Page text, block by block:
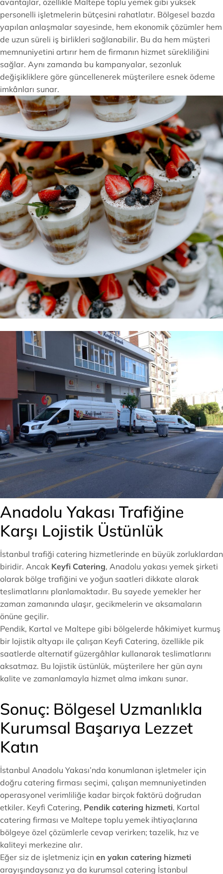
personelli işletmelerin bütçesini rahatlatır. Bölgesel bazda
yapılan anlaşmalar sayesinde, hem ekonomik çözümler hem
de uzun süreli iş birlikleri sağlanabilir. Bu da hem müşteri
memnuniyetini artırır hem de firmanın hizmet sürekliliğini
sağlar. Aynı zamanda bu kampanyalar, sezonluk
değişikliklere göre güncellenerek müşterilere esnek ödeme
imkânları sunar.
Anadolu Yakası Trafiğine
Karşı Lojistik Üstünlük
İstanbul trafiği catering hizmetlerinde en büyük zorluklardan
biridir. Ancak Keyfi Catering, Anadolu yakası yemek şirketi
olarak bölge trafiğini ve yoğun saatleri dikkate alarak
teslimatlarını planlamaktadır. Bu sayede yemekler her
zaman zamanında ulaşır, gecikmelerin ve aksamaların
önüne geçilir.
Pendik, Kartal ve Maltepe gibi bölgelerde hâkimiyet kurmuş
bir lojistik altyapı ile çalışan Keyfi Catering, özellikle pik
saatlerde alternatif güzergâhlar kullanarak teslimatlarını
aksatmaz. Bu lojistik üstünlük, müşterilere her gün aynı
kalite ve zamanlamayla hizmet alma imkanı sunar.
Sonuç: Bölgesel Uzmanlıkla
Kurumsal Başarıya Lezzet
Katın
İstanbul Anadolu Yakası’nda konumlanan işletmeler için
doğru catering firması seçimi, çalışan memnuniyetinden
operasyonel verimliliğe kadar birçok faktörü doğrudan
etkiler. Keyfi Catering, Pendik catering hizmeti, Kartal
catering firması ve Maltepe toplu yemek ihtiyaçlarına
bölgeye özel çözümlerle cevap verirken; tazelik, hız ve
kaliteyi merkezine alır.
Eğer siz de işletmeniz için en yakın catering hizmeti
arayışındaysanız ya da kurumsal catering İstanbul